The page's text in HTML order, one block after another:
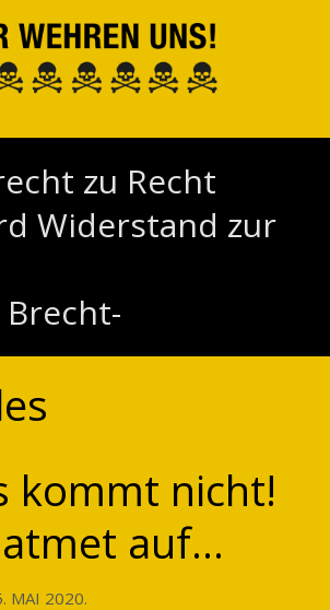
zu Recht
Widerstand zur
kommt nicht!
auf...
MAI 2020.